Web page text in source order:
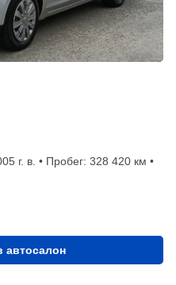
г. в. • Пробег: 328 420 км •
автосалон